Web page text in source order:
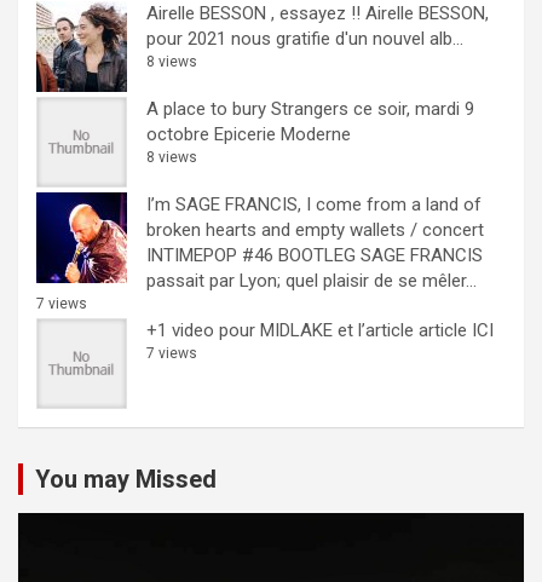
Airelle BESSON , essayez !! Airelle BESSON,
pour 2021 nous gratifie d'un nouvel alb...
8 views
A place to bury Strangers ce soir, mardi 9
octobre Epicerie Moderne
8 views
I’m SAGE FRANCIS, I come from a land of
broken hearts and empty wallets / concert
INTIMEPOP #46 BOOTLEG SAGE FRANCIS
passait par Lyon; quel plaisir de se mêler...
7 views
+1 video pour MIDLAKE et l’article article ICI
7 views
You may Missed